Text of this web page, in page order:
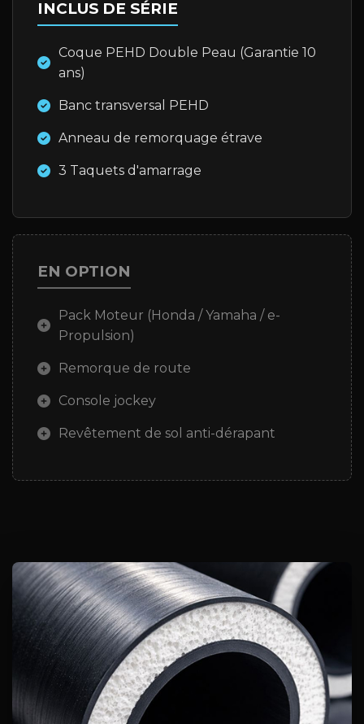
INCLUS DE SÉRIE
Coque PEHD Double Peau (Garantie 10
ans)
Banc transversal PEHD
Anneau de remorquage étrave
3 Taquets d'amarrage
EN OPTION
Pack Moteur (Honda / Yamaha / e-
Propulsion)
Remorque de route
Console jockey
Revêtement de sol anti-dérapant